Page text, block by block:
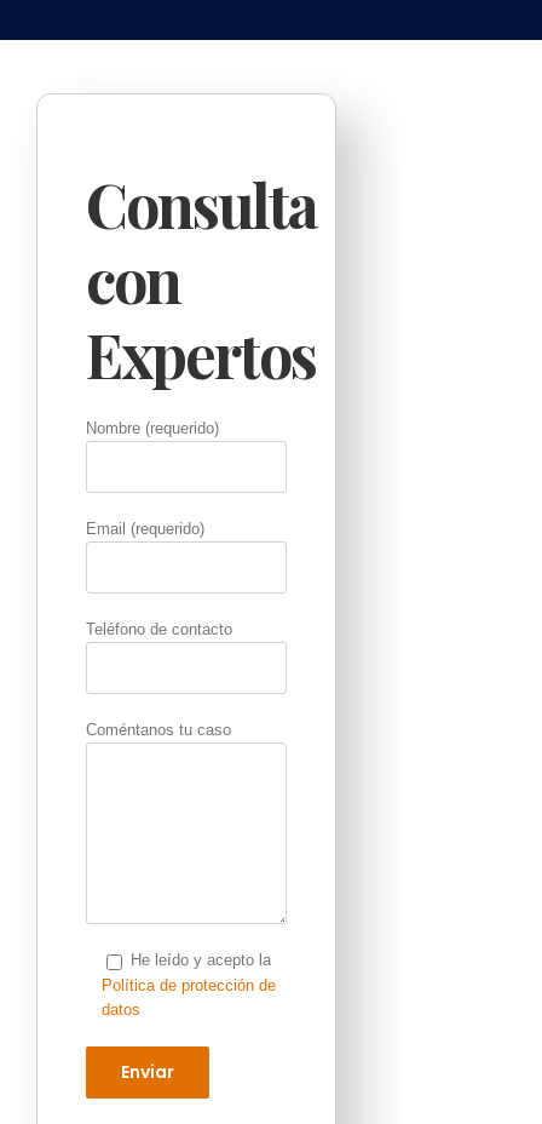
Consulta
con
Expertos
Nombre (requerido)
Email (requerido)
Teléfono de contacto
Coméntanos tu caso
He leído y acepto la
Política de protección de
datos